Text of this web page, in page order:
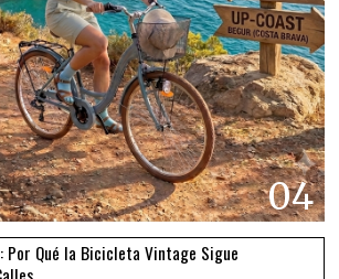
04
Por Qué la Bicicleta Vintage Sigue